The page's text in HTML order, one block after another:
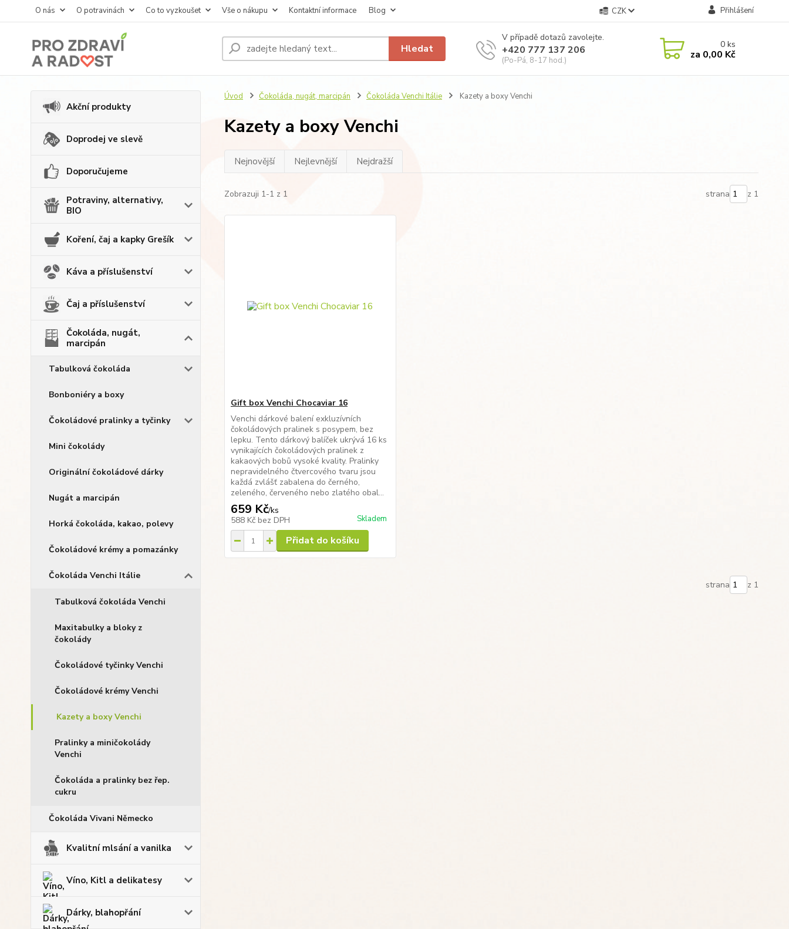
O nás O potravinách Co to vyzkoušet Vše o nákupu Kontaktní informace Blog CZK Přihlášení
Hledat
V případě dotazů zavolejte.
+420 777 137 206
(Po-Pá, 8-17 hod.)
0ks
za 0,00 Kč
Akční produkty
Doprodej ve slevě
Doporučujeme
Potraviny, alternativy,
BIO
Koření, čaj a kapky Grešík
Káva a příslušenství
Čaj a příslušenství
Čokoláda, nugát,
marcipán
Tabulková čokoláda
Bonboniéry a boxy
Čokoládové pralinky a tyčinky
Mini čokolády
Originální čokoládové dárky
Nugát a marcipán
Horká čokoláda, kakao, polevy
Čokoládové krémy a pomazánky
Čokoláda Venchi Itálie
Tabulková čokoláda Venchi
Maxitabulky a bloky z
čokolády
Čokoládové tyčinky Venchi
Čokoládové krémy Venchi
Kazety a boxy Venchi
Pralinky a miničokolády
Venchi
Čokoláda a pralinky bez řep.
cukru
Čokoláda Vivani Německo
Kvalitní mlsání a vanilka
Víno, Kitl a delikatesy
Dárky, blahopřání
Úvod Čokoláda, nugát, marcipán Čokoláda Venchi Itálie Kazety a boxy Venchi
Kazety a boxy Venchi
Nejnovější Nejlevnější Nejdražší
Zobrazuji 1-1 z 1 strana z 1
Gift box Venchi Chocaviar 16
Venchi dárkové balení exkluzívních
čokoládových pralinek s posypem, bez
lepku. Tento dárkový balíček ukrývá 16 ks
vynikajících čokoládových pralinek z
kakaových bobů vysoké kvality. Pralinky
nepravidelného čtvercového tvaru jsou
každá zvlášť zabalena do černého,
zeleného, červeného nebo zlatého obal...
659 Kč/ks
588 Kč bez DPH Skladem
Přidat do košíku
strana z 1